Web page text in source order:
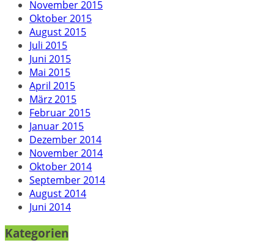
November 2015
Oktober 2015
August 2015
Juli 2015
Juni 2015
Mai 2015
April 2015
März 2015
Februar 2015
Januar 2015
Dezember 2014
November 2014
Oktober 2014
September 2014
August 2014
Juni 2014
Kategorien